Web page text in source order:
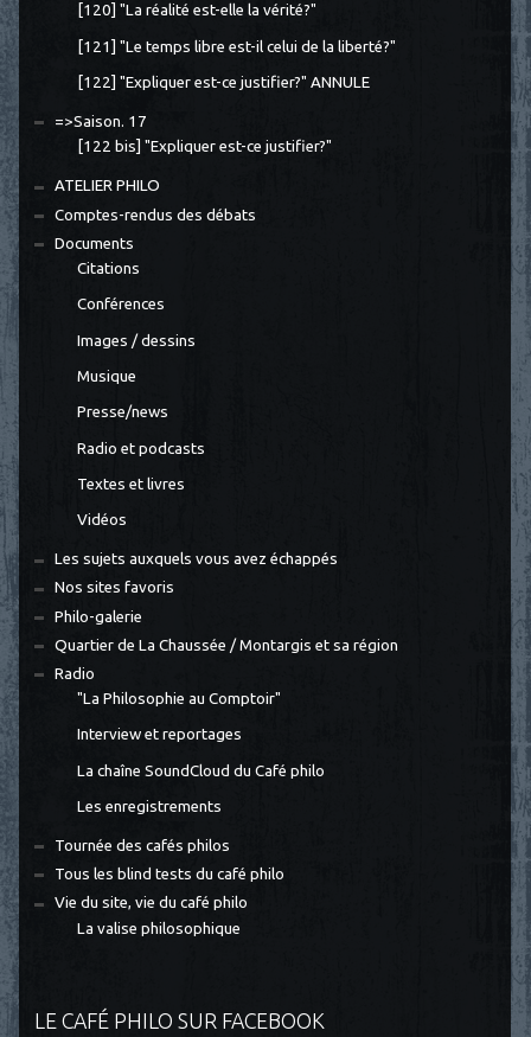
[120] "La réalité est-elle la vérité?"
[121] "Le temps libre est-il celui de la liberté?"
[122] "Expliquer est-ce justifier?" ANNULE
=>Saison. 17
[122 bis] "Expliquer est-ce justifier?"
ATELIER PHILO
Comptes-rendus des débats
Documents
Citations
Conférences
Images / dessins
Musique
Presse/news
Radio et podcasts
Textes et livres
Vidéos
Les sujets auxquels vous avez échappés
Nos sites favoris
Philo-galerie
Quartier de La Chaussée / Montargis et sa région
Radio
"La Philosophie au Comptoir"
Interview et reportages
La chaîne SoundCloud du Café philo
Les enregistrements
Tournée des cafés philos
Tous les blind tests du café philo
Vie du site, vie du café philo
La valise philosophique
LE CAFÉ PHILO SUR FACEBOOK